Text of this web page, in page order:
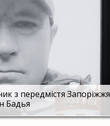
з передмістя Запоріжжя
Бадья